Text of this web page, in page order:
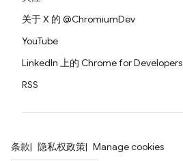
关于 X 的 @ChromiumDev
YouTube
LinkedIn 上的 Chrome for Developers
RSS
条款 隐私权政策 Manage cookies